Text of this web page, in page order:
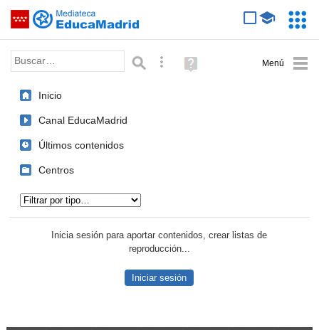
Saltar navegación
Palabra o frase: Búsqueda avanzada
Ayuda
(en
Inicio
Canal EducaMadrid
Últimos contenidos
Centros
Inicia sesión para aportar contenidos, crear listas de
reproducción...
Iniciar sesión